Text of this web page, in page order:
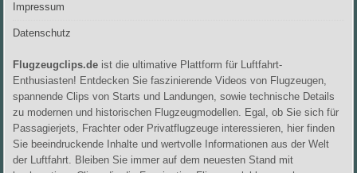
Impressum
Datenschutz
Flugzeugclips.de ist die ultimative Plattform für Luftfahrt-
Enthusiasten! Entdecken Sie faszinierende Videos von Flugzeugen,
spannende Clips von Starts und Landungen, sowie technische Details
zu modernen und historischen Flugzeugmodellen. Egal, ob Sie sich für
Passagierjets, Frachter oder Privatflugzeuge interessieren, hier finden
Sie beeindruckende Inhalte und wertvolle Informationen aus der Welt
der Luftfahrt. Bleiben Sie immer auf dem neuesten Stand mit